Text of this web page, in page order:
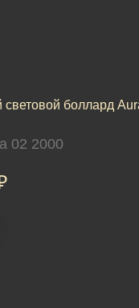
боллард
02 2000